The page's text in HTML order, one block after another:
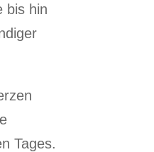
bis hin
Tages.